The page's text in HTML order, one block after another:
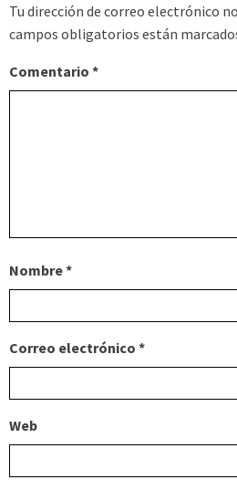
Tu dirección de correo electrónico
campos obligatorios están
Comentario *
Nombre*
Correo electrónico *
Web